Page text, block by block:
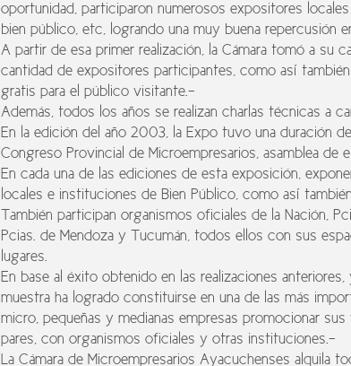
oportunidad, participaron numerosos expositores
bien público, etc, logrando una muy buena
A partir de esa primer realización, la Cámara tomó a su
cantidad de expositores participantes, como así
gratis para el público visitante.-
Además, todos los años se realizan charlas técnicas a
En la edición del año 2003, la Expo tuvo una duración
Congreso Provincial de Microempresarios, asamblea de
En cada una de las ediciones de esta exposición,
locales e instituciones de Bien Público, como así
También participan organismos oficiales de la Nación,
Pcias. de Mendoza y Tucumán, todos ellos con sus
lugares.
En base al éxito obtenido en las realizaciones
muestra ha logrado constituirse en una de las más
micro, pequeñas y medianas empresas promocionar
pares, con organismos oficiales y otras instituciones.-
La Cámara de Microempresarios Ayacuchenses alquila